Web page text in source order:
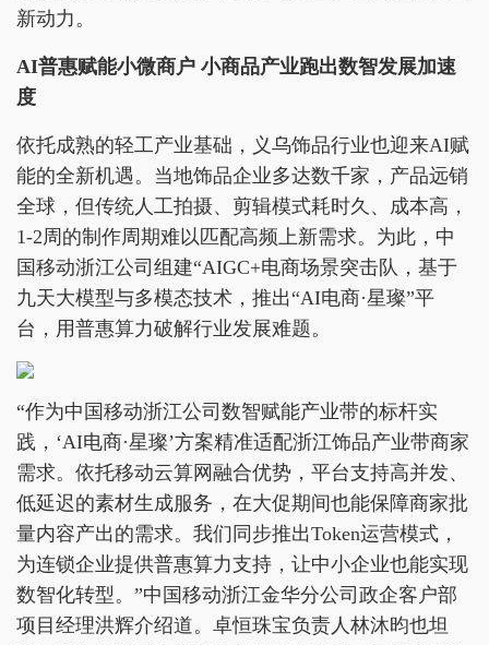
新动力。
AI普惠赋能小微商户 小商品产业跑出数智发展加速
度
依托成熟的轻工产业基础，义乌饰品行业也迎来AI赋
能的全新机遇。当地饰品企业多达数千家，产品远销
全球，但传统人工拍摄、剪辑模式耗时久、成本高，
1-2周的制作周期难以匹配高频上新需求。为此，中
国移动浙江公司组建“AIGC+电商场景突击队，基于
九天大模型与多模态技术，推出“AI电商·星璨”平
台，用普惠算力破解行业发展难题。
“作为中国移动浙江公司数智赋能产业带的标杆实
践，‘AI电商·星璨’方案精准适配浙江饰品产业带商家
需求。依托移动云算网融合优势，平台支持高并发、
低延迟的素材生成服务，在大促期间也能保障商家批
量内容产出的需求。我们同步推出Token运营模式，
为连锁企业提供普惠算力支持，让中小企业也能实现
数智化转型。”中国移动浙江金华分公司政企客户部
项目经理洪辉介绍道。卓恒珠宝负责人林沐昀也坦